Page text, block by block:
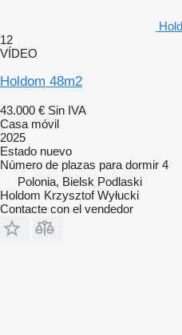
12
VÍDEO
Holdom 48m2
43.000 € Sin IVA
Casa móvil
2025
Estado nuevo
Número de plazas para dormir 4
Polonia, Bielsk Podlaski
Holdom Krzysztof Wyłucki
Contacte con el vendedor